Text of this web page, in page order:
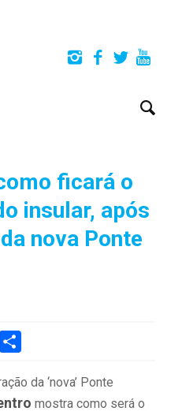
ficará o
insular, após
nova Ponte
Twitter
da ‘nova’ Ponte
mostra como será o